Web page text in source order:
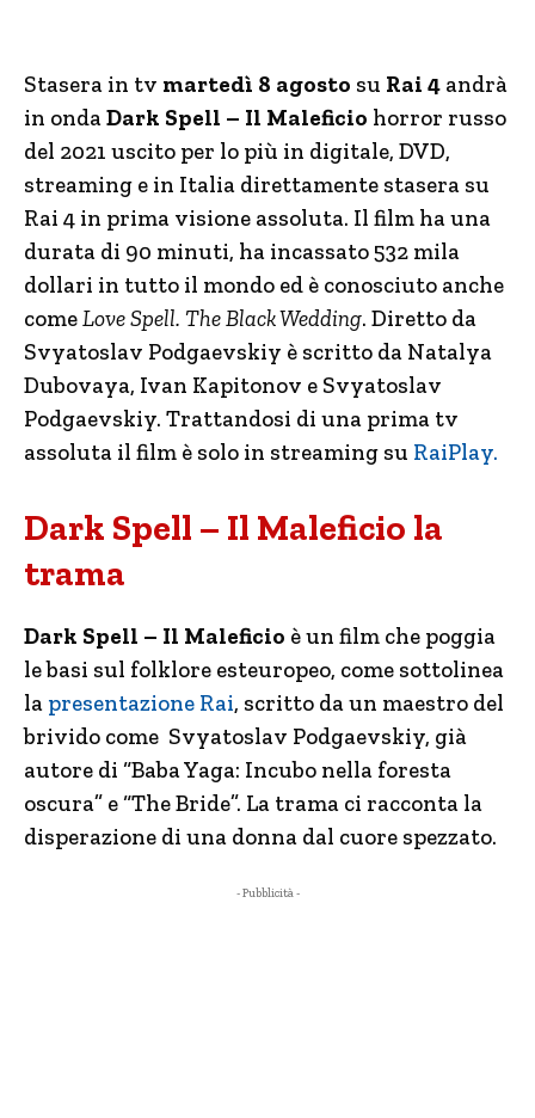
Stasera in tv martedì 8 agosto su Rai 4 andrà
in ondaDark Spell – Il Maleficio horror russo
del 2021 uscito per lo più in digitale, DVD,
streaming e in Italia direttamente stasera su
Rai 4 in prima visione assoluta. Il film ha una
durata di 90 minuti, ha incassato 532 mila
dollari in tutto il mondo ed è conosciuto anche
comeLove Spell. The Black Wedding. Diretto da
Svyatoslav Podgaevskiy è scritto da Natalya
Dubovaya, Ivan Kapitonov e Svyatoslav
Podgaevskiy. Trattandosi di una prima tv
assoluta il film è solo in streaming su RaiPlay.
Dark Spell – Il Maleficio la
trama
Dark Spell – Il Maleficio è un film che poggia
le basi sul folklore esteuropeo, come sottolinea
la presentazione Rai, scritto da un maestro del
brivido come Svyatoslav Podgaevskiy, già
autore di “Baba Yaga: Incubo nella foresta
oscura” e “The Bride”. La trama ci racconta la
disperazione di una donna dal cuore spezzato.
- Pubblicità -